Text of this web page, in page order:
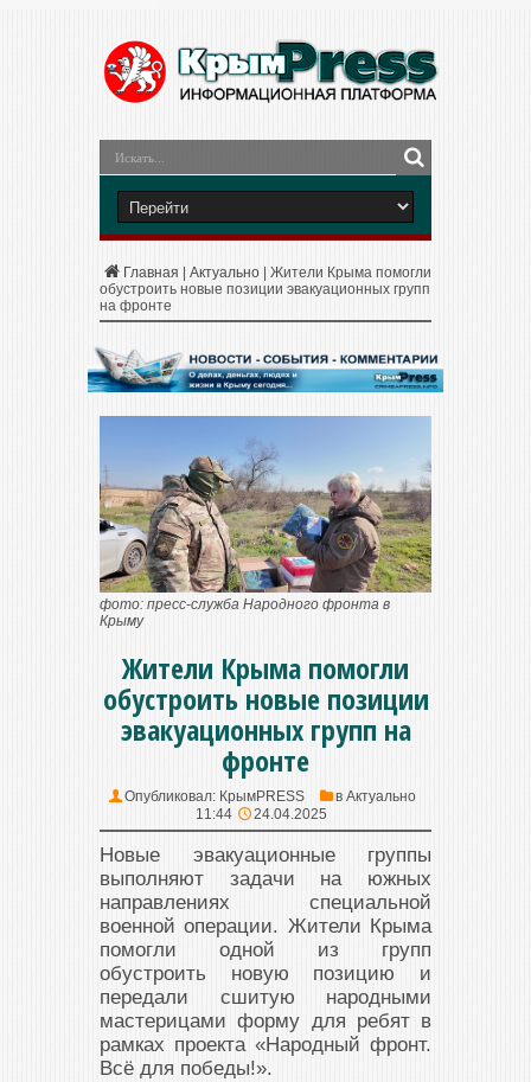
Главная Актуально
Жители Крыма помогли
обустроить новые позиции эвакуационных групп
на фронте
фото: пресс-служба Народного фронта в
Крыму
Жители Крыма помогли
обустроить новые позиции
эвакуационных групп на
фронте
Опубликовал: КрымPRESS в Актуально
11:44
24.04.2025
Новые эвакуационные группы
выполняют задачи на южных
направлениях специальной
военной операции. Жители Крыма
помогли одной из групп
обустроить новую позицию и
передали сшитую народными
мастерицами форму для ребят в
рамках проекта «Народный фронт.
Всё для победы!».